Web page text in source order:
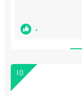
٠
١٥